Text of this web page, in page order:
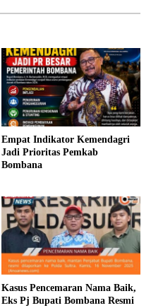
Empat Indikator Kemendagri
Jadi Prioritas Pemkab
Bombana
Kasus Pencemaran Nama Baik,
Eks Pj Bupati Bombana Resmi